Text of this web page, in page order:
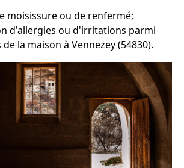
moisissure ou de renfermé;
d'allergies ou d'irritations parmi
la maison à Vennezey (54830).